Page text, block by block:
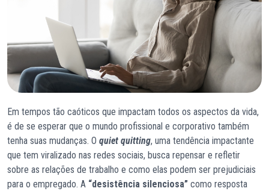
Em tempos tão caóticos que impactam todos os aspectos da vida,
é de se esperar que o mundo profissional e corporativo também
tenha suas mudanças. O quiet quitting, uma tendência impactante
que tem viralizado nas redes sociais, busca repensar e refletir
sobre as relações de trabalho e como elas podem ser prejudiciais
para o empregado. A “desistência silenciosa” como resposta